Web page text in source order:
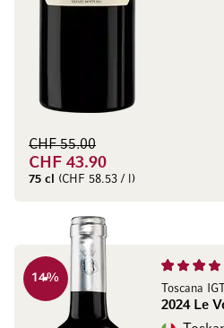
CHF 43.90
CHF 55.00
75 cl (CHF 58.53 / l)
Toscana IGT
2024 Le
14%